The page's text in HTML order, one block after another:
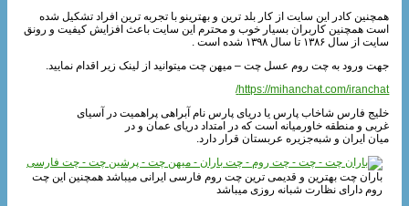
همچنین کادر این سایت از کار بلد ترین و بهترینو با تجربه ترین افراد تشکیل شده
است همچنین کاربران بسیار خوب و محترم این سایت باعث افزایش کیفیت و رونق
سایت از سال ۱۳۸۶ تا سال ۱۳۹۸ شده است .
جهت ورود به چت روم عسل چت – میهن چت میتوانید از لینک زیر اقدام نمایید.
https://mihanchat.com/iranchat/
خلیج فارس شاخاب پارس یا دریای پارس نام آبراهی پراهمیت در آسیای
غربی و منطقه خاورمیانه است که در امتداد دریای عمان و در
میان ایران و شبه‌جزیره عربستان قرار دارد.
باران چت بهترین و قدیمی ترین چت روم فارسی ایرانی میباشد همچنین این چت
روم دارای نظارت شبانه روزی میباشد